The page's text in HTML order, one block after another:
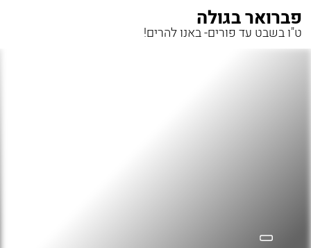
פברואר בגולה
ט"ו בשבט עד פורים- באנו להרים!